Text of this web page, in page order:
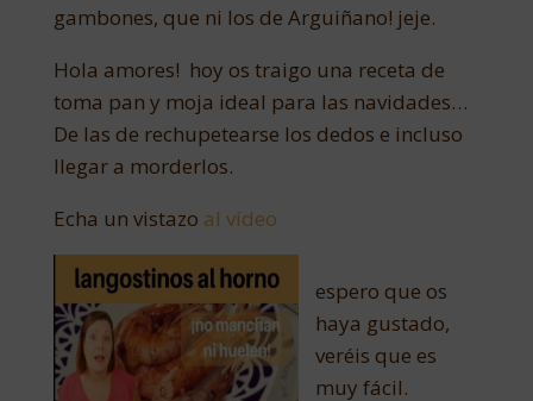
gambones, que ni los de Arguiñano! jeje.
Hola amores! hoy os traigo una receta de
toma pan y moja ideal para las navidades…
De las de rechupetearse los dedos e incluso
llegar a morderlos.
Echa un vistazo al vídeo
espero que os
haya gustado,
veréis que es
muy fácil.